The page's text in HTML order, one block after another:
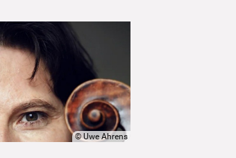
©Uwe Ahrens